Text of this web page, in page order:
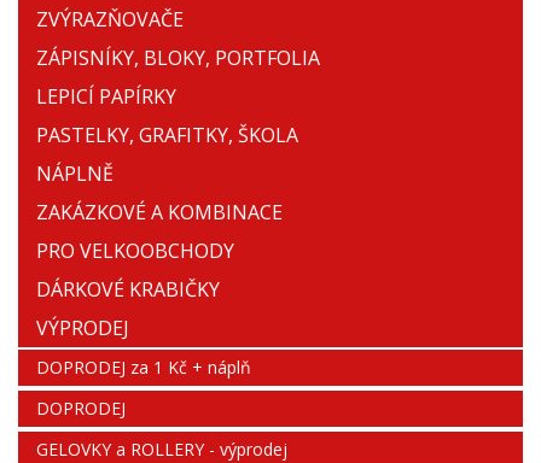
ZVÝRAZŇOVAČE
ZÁPISNÍKY, BLOKY, PORTFOLIA
LEPICÍ PAPÍRKY
PASTELKY, GRAFITKY, ŠKOLA
NÁPLNĚ
ZAKÁZKOVÉ A KOMBINACE
PRO VELKOOBCHODY
DÁRKOVÉ KRABIČKY
VÝPRODEJ
DOPRODEJ za 1 Kč + náplň
DOPRODEJ
GELOVKY a ROLLERY - výprodej